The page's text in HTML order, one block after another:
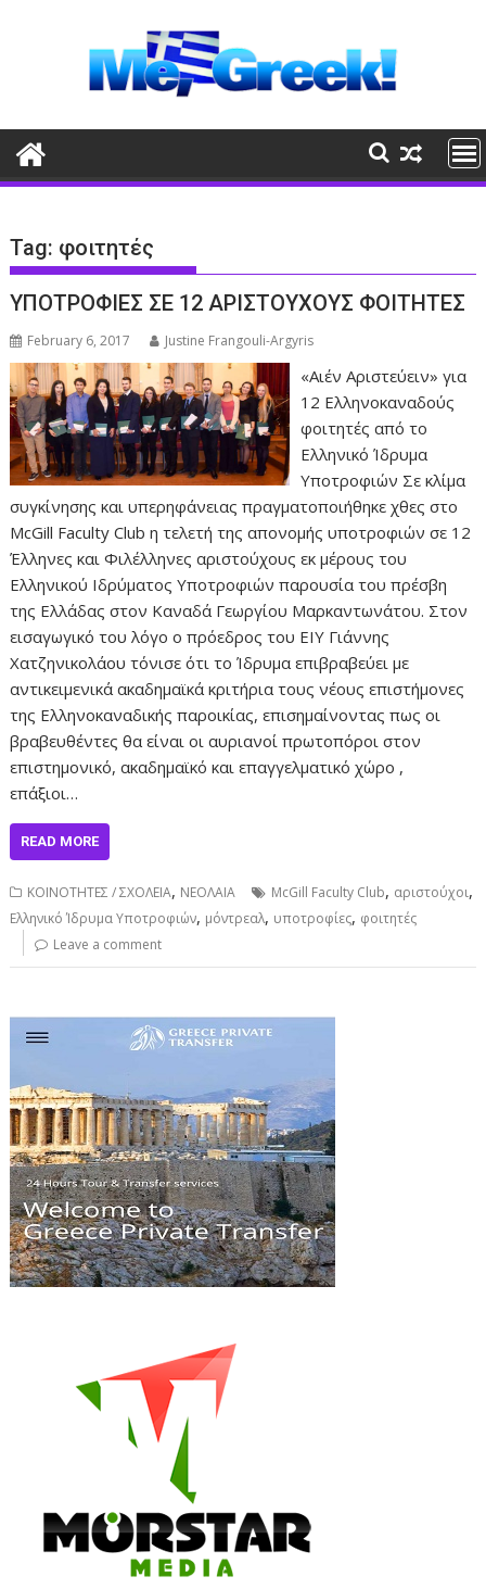
Tag: φοιτητές
ΥΠΟΤΡΟΦΙΕΣ ΣΕ 12 ΑΡΙΣΤΟΥΧΟΥΣ ΦΟΙΤΗΤΕΣ
February 6, 2017 Justine Frangouli-Argyris
«Αιέν Αριστεύειν» για
12 Ελληνοκαναδούς
φοιτητές από το
Ελληνικό Ίδρυμα
Υποτροφιών Σε κλίμα
συγκίνησης και υπερηφάνειας πραγματοποιήθηκε χθες στο
McGill Faculty Club η τελετή της απονομής υποτροφιών σε 12
Έλληνες και Φιλέλληνες αριστούχους εκ μέρους του
Ελληνικού Ιδρύματος Υποτροφιών παρουσία του πρέσβη
της Ελλάδας στον Καναδά Γεωργίου Μαρκαντωνάτου. Στον
εισαγωγικό του λόγο ο πρόεδρος του ΕΙΥ Γιάννης
Χατζηνικολάου τόνισε ότι το Ίδρυμα επιβραβεύει με
αντικειμενικά ακαδημαϊκά κριτήρια τους νέους επιστήμονες
της Ελληνοκαναδικής παροικίας, επισημαίνοντας πως οι
βραβευθέντες θα είναι οι αυριανοί πρωτοπόροι στον
επιστημονικό, ακαδημαϊκό και επαγγελματικό χώρο ,
επάξιοι…
READ MORE
ΚΟΙΝΟΤΗΤΕΣ / ΣΧΟΛΕΙΑ, ΝΕΟΛΑΙΑ McGill Faculty Club, αριστούχοι,
Ελληνικό Ίδρυμα Υποτροφιών, μόντρεαλ, υποτροφίες, φοιτητές
Leave a comment